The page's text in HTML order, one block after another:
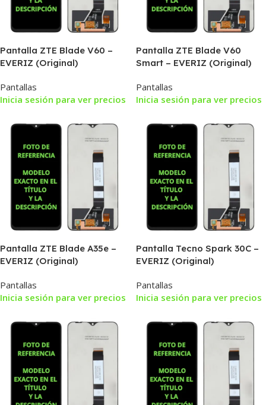
Pantalla ZTE Blade V60 –
EVERIZ (Original)
Pantallas
Inicia sesión para ver precios
Pantalla ZTE Blade V60
Smart – EVERIZ (Original)
Pantallas
Inicia sesión para ver precios
Pantalla ZTE Blade A35e –
EVERIZ (Original)
Pantallas
Inicia sesión para ver precios
Pantalla Tecno Spark 30C –
EVERIZ (Original)
Pantallas
Inicia sesión para ver precios